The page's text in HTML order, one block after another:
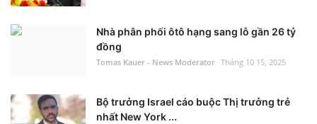
Nhà phân phối ôtô hạng sang lỗ gần 26 tỷ
đồng
Tomas Kauer - News Moderator Tháng 10 15, 2025
Bộ trưởng Israel cáo buộc Thị trưởng trẻ
nhất New York ...